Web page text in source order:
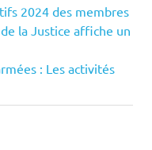
2024 des membres
la Justice affiche un
: Les activités